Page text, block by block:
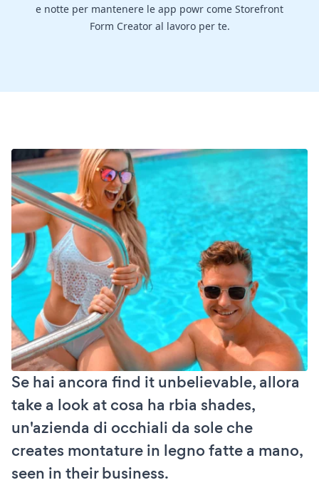
e notte per mantenere le app powr come Storefront
Form Creator al lavoro per te.
Se hai ancora find it unbelievable, allora
take a look at cosa ha rbia shades,
un'azienda di occhiali da sole che
creates montature in legno fatte a mano,
seen in their business.